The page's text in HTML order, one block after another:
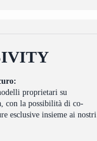
proprietari su
con la possibilità di co-
esclusive insieme ai nostri
IVITY